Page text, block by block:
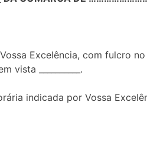
Vossa Excelência, com fulcro
__________.
indicada por Vossa